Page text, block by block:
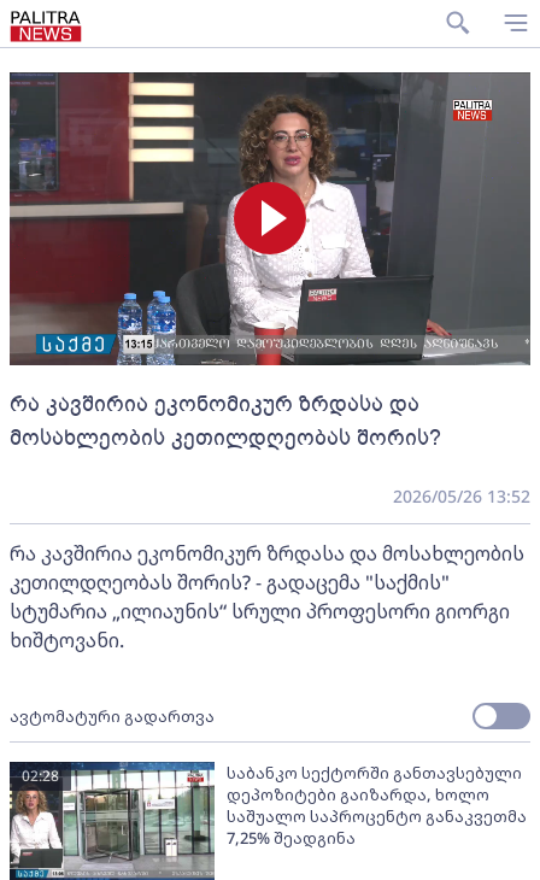
რა კავშირია ეკონომიკურ ზრდასა და
მოსახლეობის კეთილდღეობას შორის?
2026/05/26 13:52
რა კავშირია ეკონომიკურ ზრდასა და მოსახლეობის
კეთილდღეობას შორის? - გადაცემა "საქმის"
სტუმარია „ილიაუნის“ სრული პროფესორი გიორგი
ხიშტოვანი.
ავტომატური გადართვა
საბანკო სექტორში განთავსებული
დეპოზიტები გაიზარდა, ხოლო
საშუალო საპროცენტო განაკვეთმა
7,25% შეადგინა
02:28